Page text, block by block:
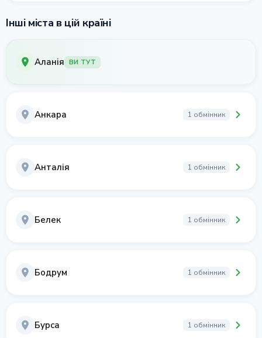
Інші міста в цій країні
Аланія ВИ ТУТ
Анкара 1 обмінник
Анталія 1 обмінник
Белек 1 обмінник
Бодрум 1 обмінник
Бурса 1 обмінник